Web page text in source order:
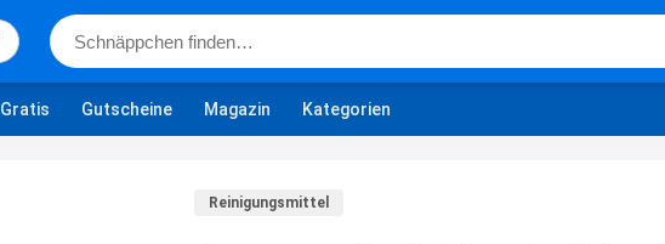
Gratis Gutscheine Magazin Kategorien
Reinigungsmittel